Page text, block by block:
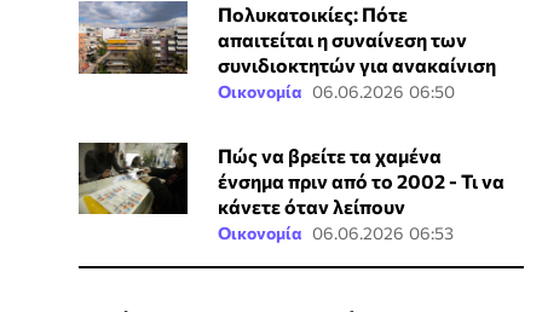
Πολυκατοικίες: Πότε
απαιτείται η συναίνεση των
συνιδιοκτητών για ανακαίνιση
Οικονομία 06.06.2026 06:50
Πώς να βρείτε τα χαμένα
ένσημα πριν από το 2002 - Τι να
κάνετε όταν λείπουν
Οικονομία 06.06.2026 06:53